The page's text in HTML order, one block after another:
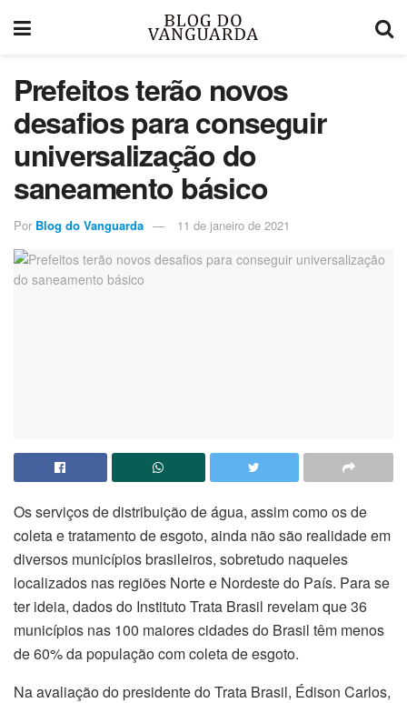
Prefeitos terão novos
desafios para conseguir
universalização do
saneamento básico
Por Blog do Vanguarda 11 de janeiro de 2021
Os serviços de distribuição de água, assim como os de
coleta e tratamento de esgoto, ainda não são realidade em
diversos municípios brasileiros, sobretudo naqueles
localizados nas regiões Norte e Nordeste do País. Para se
ter ideia, dados do Instituto Trata Brasil revelam que 36
municípios nas 100 maiores cidades do Brasil têm menos
de 60% da população com coleta de esgoto.
Na avaliação do presidente do Trata Brasil, Édison Carlos,